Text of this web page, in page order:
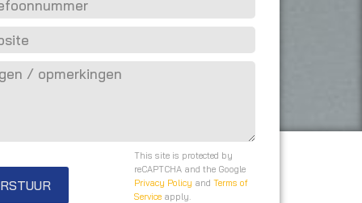
This site is protected by
reCAPTCHA and the Google
Privacy Policy and Terms of
Service apply.